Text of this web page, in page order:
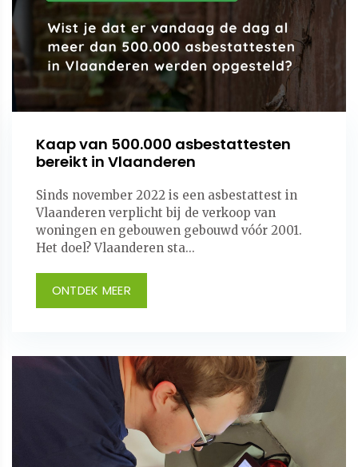
Kaap van 500.000 asbestattesten
bereikt in Vlaanderen
Sinds november 2022 is een asbestattest in
Vlaanderen verplicht bij de verkoop van
woningen en gebouwen gebouwd vóór 2001.
Het doel? Vlaanderen sta...
ONTDEK MEER